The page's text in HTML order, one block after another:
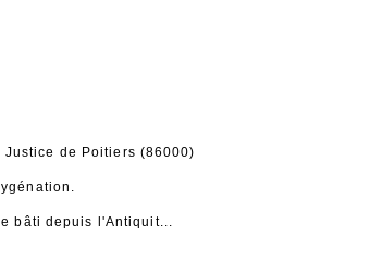
de Poitiers (86000)
bâti depuis l'Antiquit...